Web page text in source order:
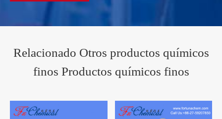
Relacionado Otros productos químicos
finos Productos químicos finos